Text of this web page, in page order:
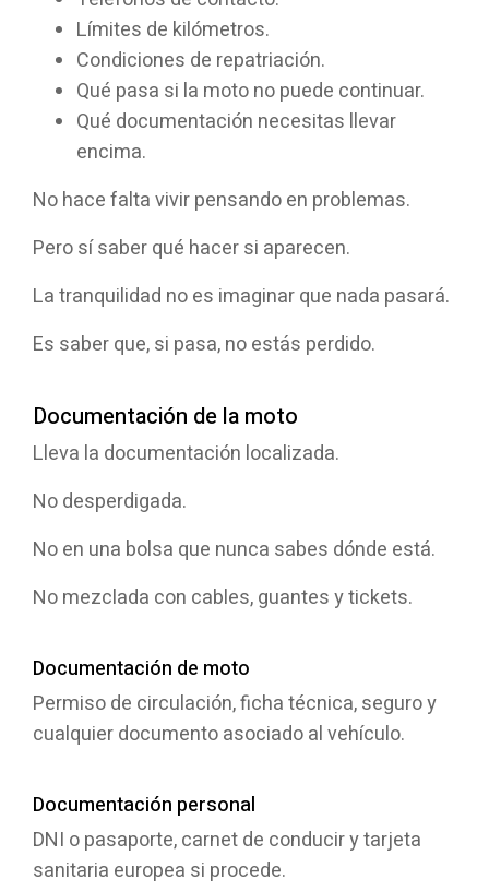
Límites de kilómetros.
Condiciones de repatriación.
Qué pasa si la moto no puede continuar.
Qué documentación necesitas llevar
encima.
No hace falta vivir pensando en problemas.
Pero sí saber qué hacer si aparecen.
La tranquilidad no es imaginar que nada pasará.
Es saber que, si pasa, no estás perdido.
Documentación de la moto
Lleva la documentación localizada.
No desperdigada.
No en una bolsa que nunca sabes dónde está.
No mezclada con cables, guantes y tickets.
Documentación de moto
Permiso de circulación, ficha técnica, seguro y
cualquier documento asociado al vehículo.
Documentación personal
DNI o pasaporte, carnet de conducir y tarjeta
sanitaria europea si procede.
¿Cómo valoras tu experiencia en esta página?
Seleccione
opción
de
siendo
Muy
Saltar